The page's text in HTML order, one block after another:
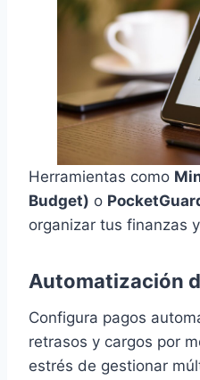
Herramientas como
Budget) o
organizar tus finanzas
Automatización
Configura pagos
retrasos y cargos por
estrés de gestionar